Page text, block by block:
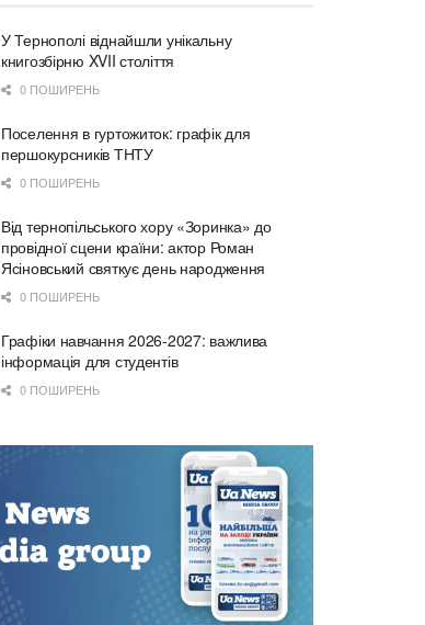
У Тернополі віднайшли унікальну
книгозбірню XVII століття
0 ПОШИРЕНЬ
Поселення в гуртожиток: графік для
першокурсників ТНТУ
0 ПОШИРЕНЬ
Від тернопільського хору «Зоринка» до
провідної сцени країни: актор Роман
Ясіновський святкує день народження
0 ПОШИРЕНЬ
Графіки навчання 2026-2027: важлива
інформація для студентів
0 ПОШИРЕНЬ